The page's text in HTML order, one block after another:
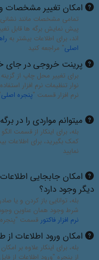
امکان تغییر مشخصات و
تمامی مشخصات مانند نشانی
پیش نمایش برگه ها قابل
اند، برای اطلاعات بیشتر به
اصلی" مراجعه کنید
پرینت خروجی در
برای تغییر محل چاپ از
نوار تنظیمات نرم افزار
نرم افزار قسمت "پنجره اصلی
میتوانم مواردی را در
بله، برای اینکار از قسمت
کمک بگیرید، برای اطلاعات
نمایید
امکان جابجایی
دیگر وجود دارد؟
بله، توانایی باز کردن و یا
شرط وجود همان عناوین وجود
نرم افزار فاکتور قسمت "پنجره
امکان ورود اطلاعات
بله، برای اینکار علاوه بر
از پنجره "ورود اطلاعات از